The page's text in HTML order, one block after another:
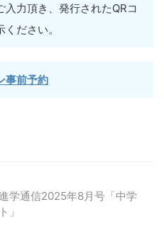
力頂き、発行されたQRコ
ださい。
事前予約
学通信2025年8月号「中学
」